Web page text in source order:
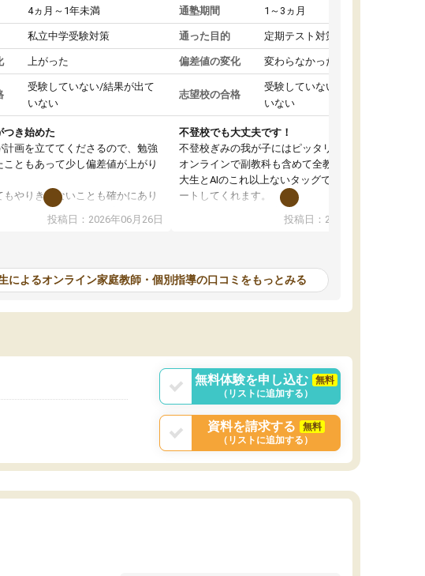
4ヵ月～1年未満
私立中学受験対策
上がった
受験していない/結果が出て
いない
つき始めた
計画を立ててくださるので、勉強
こともあって少し偏差値が上がり
もやりきれないことも確かにあり
ってしまう日は徐々に減ってき
がったことで本人もやる気になっ
投稿日：2026年06月26日
通塾期間 1～3ヵ月
通った目的 定期テスト対策
偏差値の変化 変わらなかった
志望校の合格
受験していない/結果が出て
いない
不登校でも大丈夫です！
不登校ぎみの我が子にはピッタリの塾です。
オンラインで副教科も含めて全教科対応で、東
大生とAIのこれ以上ないタッグで、学習をサポ
ートしてくれます。
また、オンラインの自習室もまだ使えていませ
んが毎日利用でき（東大生が常駐していま
れるので、ちょっと教わるぐらいじゃ全然時間
が足りない！ みたいな方にピッタリです。
投稿日：2026年06月18日
によるオンライン家庭教師・個別指導の口コミをもっとみる
無料体験を申し込む
無料
（リストに追加する）
資料を請求する
無料
（リストに追加する）